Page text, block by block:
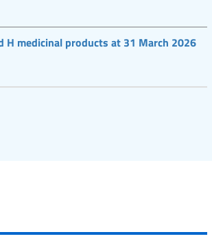
H medicinal products at 31 March 2026